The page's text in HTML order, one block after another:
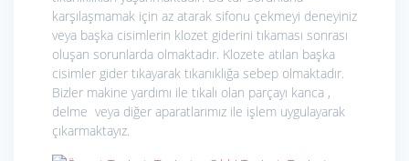
karşılaşmamak için az atarak sifonu çekmeyi deneyiniz
veya başka cisimlerin klozet giderini tıkaması sonrası
oluşan sorunlarda olmaktadır. Klozete atılan başka
cisimler gider tıkayarak tıkanıklığa sebep olmaktadır.
Bizler makine yardımı ile tıkalı olan parçayı kanca ,
delme veya diğer aparatlarımız ile işlem uygulayarak
çıkarmaktayız.